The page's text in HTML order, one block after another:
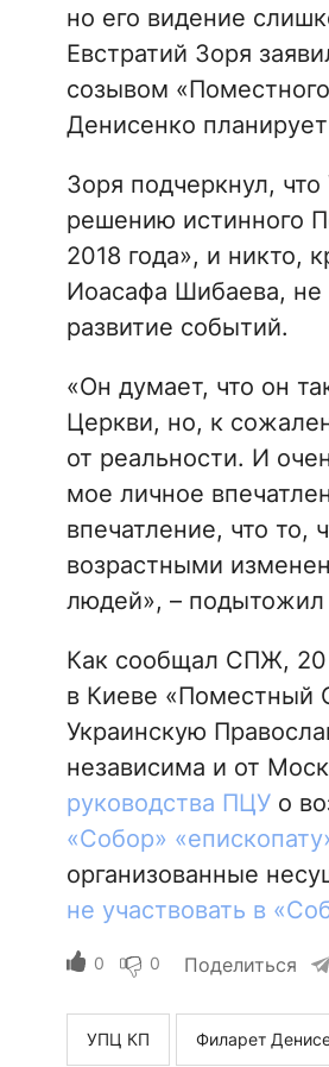
но его видение
Евстратий Зоря
созывом
Денисенко
Зоря подчеркнул,
решению истинного
2018 года», и никто,
Иоасафа Шибаева,
развитие событий.
«Он думает, что он
Церкви, но, к
от реальности. И
мое личное
впечатление, что то,
возрастными
людей», – подытожил
Как сообщал СПЖ, 20
в Киеве «Поместный
Украинскую
независима и от
руководства ПЦУо
«Собор»
организованные
не участвовать в
0 0 Поделиться
УПЦ КП Филарет